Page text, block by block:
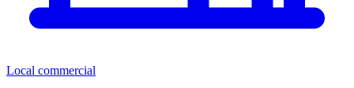
Local commercial